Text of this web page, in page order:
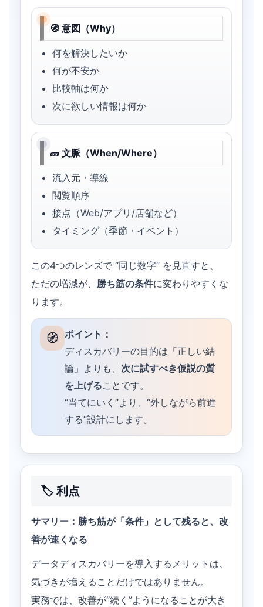
🧭 意図（Why）
何を解決したいか
何が不安か
比較軸は何か
次に欲しい情報は何か
🧱 文脈（When/Where）
流入元・導線
閲覧順序
接点（Web/アプリ/店舗など）
タイミング（季節・イベント）
この4つのレンズで “同じ数字” を見直すと、
ただの増減が、 勝ち筋の条件に変わりやすくな
ります。
🧭 ポイント：
ディスカバリーの目的は「正しい結
論」よりも、 次に試すべき仮説の質
を上げることです。
“当てにいく”より、“外しながら前進
する”設計にします。
🏷️ 利点
サマリー：勝ち筋が「条件」として残ると、改
善が速くなる
データディスカバリーを導入するメリットは、
気づきが増えることだけではありません。
実務では、改善が“続く”ようになることが大き